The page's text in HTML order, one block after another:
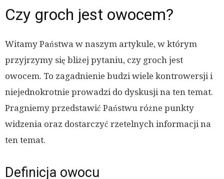
Czy groch jest owocem?
Witamy Państwa w naszym artykule, w którym
przyjrzymy się bliżej pytaniu, czy groch jest
owocem. To zagadnienie budzi wiele kontrowersji i
niejednokrotnie prowadzi do dyskusji na ten temat.
Pragniemy przedstawić Państwu różne punkty
widzenia oraz dostarczyć rzetelnych informacji na
ten temat.
Definicja owocu